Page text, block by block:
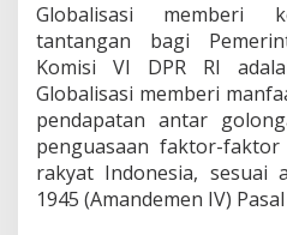
D
P
R
d
e
n
g
a
n
D
Globalisasi memberi
tantangan bagi
Komisi VI DPR RI
Globalisasi memberi
pendapatan antar
penguasaan faktor-
rakyat Indonesia, sesuai
1945 (Amandemen IV) Pasal